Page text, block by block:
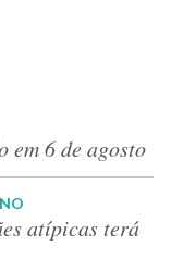
em 6 de agosto
atípicas terá